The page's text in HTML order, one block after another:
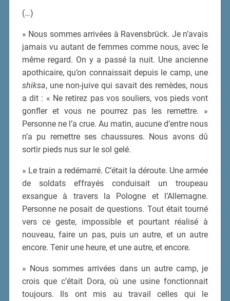
(…)
» Nous sommes arrivées à Ravensbrück. Je n’avais
jamais vu autant de femmes comme nous, avec le
même regard. On y a passé la nuit. Une ancienne
apothicaire, qu’on connaissait depuis le camp, une
shiksa, une non-juive qui savait des remèdes, nous
a dit : « Ne retirez pas vos souliers, vos pieds vont
gonfler et vous ne pourrez pas les remettre. »
Personne ne l’a crue. Au matin, aucune d’entre nous
n’a pu remettre ses chaussures. Nous avons dû
sortir pieds nus sur le sol gelé.
» Le train a redémarré. C’était la déroute. Une armée
de soldats effrayés conduisait un troupeau
exsangue à travers la Pologne et l’Allemagne.
Personne ne posait de questions. Tout était tourné
vers ce geste, impossible et pourtant réalisé à
nouveau, faire un pas, puis un autre, et un autre
encore. Tenir une heure, et une autre, et encore.
» Nous sommes arrivées dans un autre camp, je
crois que c’était Dora, où une usine fonctionnait
toujours. Ils ont mis au travail celles qui le